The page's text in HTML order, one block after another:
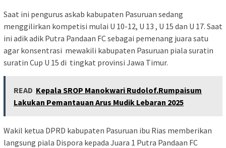
Saat ini pengurus askab kabupaten Pasuruan sedang
menggilirkan kompetisi mulai U 10-12, U 13 , U 15 dan U 17. Saat
ini adik adik Putra Pandaan FC sebagai pemenang juara satu
agar konsentrasi mewakili kabupaten Pasuruan piala suratin
suratin Cup U 15 di tingkat provinsi Jawa Timur.
READ Kepala SROP Manokwari Rudolof.Rumpaisum
Lakukan Pemantauan Arus Mudik Lebaran 2025
Wakil ketua DPRD kabupaten Pasuruan ibu Rias memberikan
langsung piala Dispora kepada Juara 1 Putra Pandaan FC